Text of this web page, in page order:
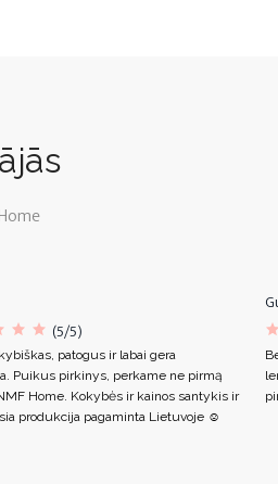
(5/5)
patogus ir labai gera
Puikus pirkinys, perkame ne pirmą
Home. Kokybės ir kainos santykis ir
produkcija pagaminta Lietuvoje ☺️